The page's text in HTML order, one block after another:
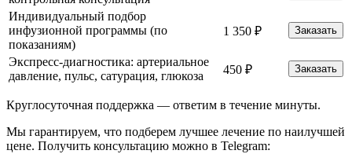
Индивидуальный подбор
инфузионной программы (по
показаниям)
1 350 ₽ Заказать
Экспресс-диагностика: артериальное
давление, пульс, сатурация, глюкоза
450 ₽ Заказать
Круглосуточная поддержка — ответим в течение минуты.
Мы гарантируем, что подберем лучшее лечение по наилучшей
цене. Получить консультацию можно в Telegram: